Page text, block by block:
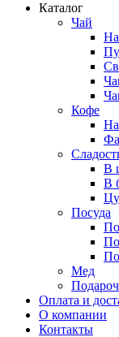
Каталог
Чай
На
Кофе
На
В
В
Посуда
Мед
Оплата и
О компании
Контакты